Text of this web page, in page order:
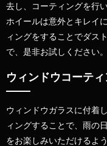
去し、コーティングを行い
ホイールは意外とキレイ
ィングをすることでダス
で、是非お試しください。
ウィンドウコーテ
ウィンドウガラスに付着
ィングすることで、 雨の
をお楽しみいただけるよ